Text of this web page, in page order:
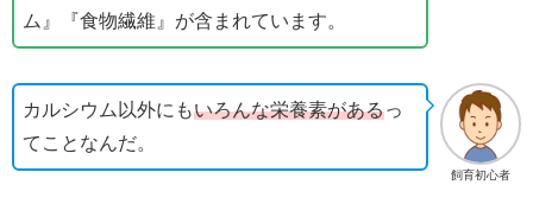
ム』『食物繊維』が含まれています。
飼育初心者
カルシウム以外にもいろんな栄養素があるっ
てことなんだ。